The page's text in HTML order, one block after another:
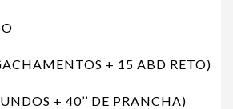
+ 15 ABD RETO)
+ 40’’ DE PRANCHA)